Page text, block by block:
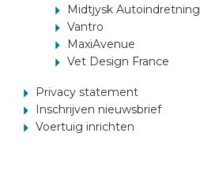
Midtjysk Autoindretning
Vantro
MaxiAvenue
Vet Design France
Privacy statement
Inschrijven nieuwsbrief
Voertuig inrichten